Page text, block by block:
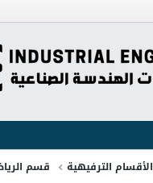
الأقسام الترفيهية قسم